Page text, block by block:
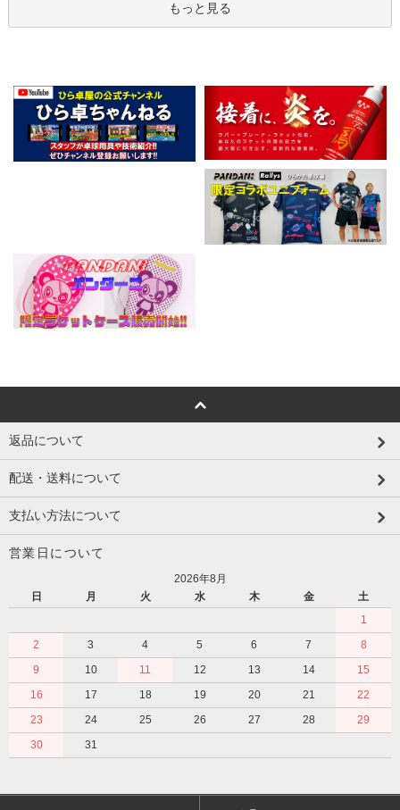
もっと見る
返品について
配送・送料について
支払い方法について
営業日について
2026年8月
日
月 火 水 木 金
土
1
2
3 4 5 6 7
8
9
10 11 12 13 14
15
16
17 18 19 20 21
22
23
24 25 26 27 28
29
30
31